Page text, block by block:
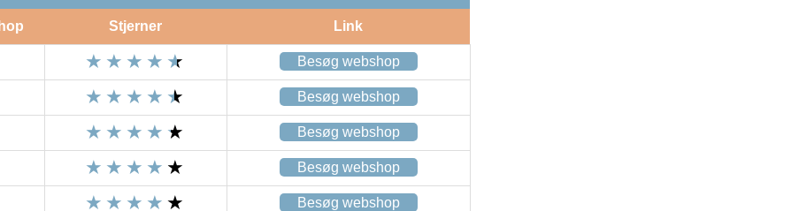
Stjerner Link
Besøg webshop
Besøg webshop
Besøg webshop
Besøg webshop
Besøg webshop